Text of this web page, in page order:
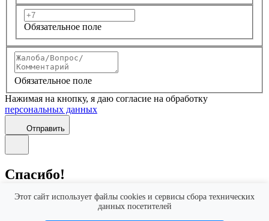
Обязательное поле
Обязательное поле
Нажимая на кнопку, я даю согласие на обработку
персональных данных
Отправить
Спасибо!
Благодарим вас за обратную связь. Это помогает нам стать
Этот сайт использует файлы cookies и сервисы сбора технических
данных посетителей